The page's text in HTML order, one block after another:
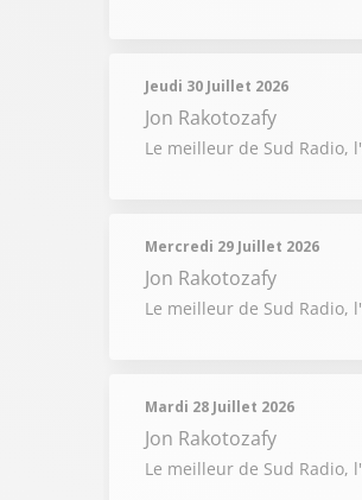
Jeudi 30 Juillet 2026
Jon Rakotozafy
Le meilleur de Sud
Mercredi 29 Juillet 2026
Jon Rakotozafy
Le meilleur de Sud
Mardi 28 Juillet 2026
Jon Rakotozafy
Le meilleur de Sud